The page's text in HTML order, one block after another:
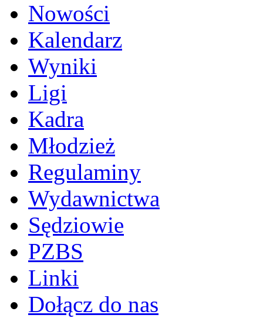
Nowości
Kalendarz
Wyniki
Ligi
Kadra
Młodzież
Regulaminy
Wydawnictwa
Sędziowie
PZBS
Linki
Dołącz do nas